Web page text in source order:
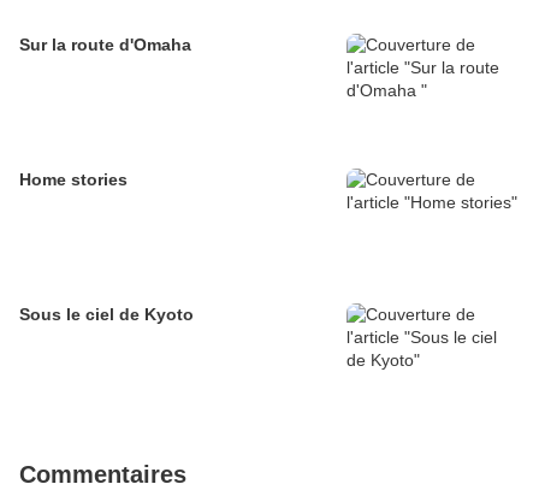
Sur la route d'Omaha
Home stories
Sous le ciel de Kyoto
Commentaires